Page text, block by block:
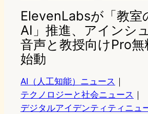
ElevenLabsが「教室
AI」推進、アインシ
音声と教授向けPro
始動
AI（人工知能）ニュース ｜
テクノロジーと社会ニュース ｜
デジタルアイデンティティニュ